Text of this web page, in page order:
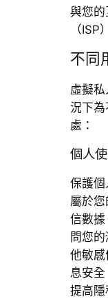
與您的
（ISP
不同
虛擬
況下
處：
個人
保護個
屬於
信數
問您
他敏
息安
提高隱